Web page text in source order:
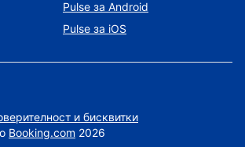
Pulse за Android
Pulse за iOS
и бисквитки
Booking.com 2026